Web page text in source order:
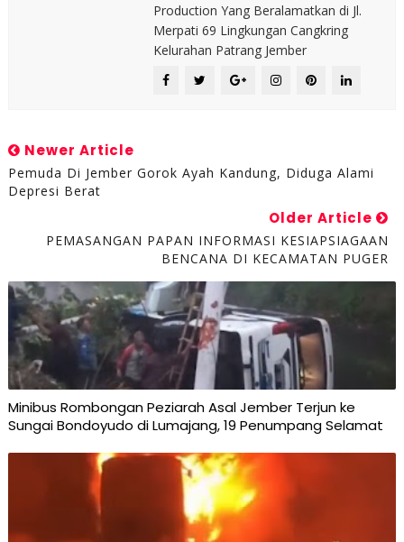
Production Yang Beralamatkan di Jl.
Merpati 69 Lingkungan Cangkring
Kelurahan Patrang Jember
Newer Article
Pemuda Di Jember Gorok Ayah Kandung, Diduga Alami
Depresi Berat
Older Article
PEMASANGAN PAPAN INFORMASI KESIAPSIAGAAN
BENCANA DI KECAMATAN PUGER
Minibus Rombongan Peziarah Asal Jember Terjun ke
Sungai Bondoyudo di Lumajang, 19 Penumpang Selamat